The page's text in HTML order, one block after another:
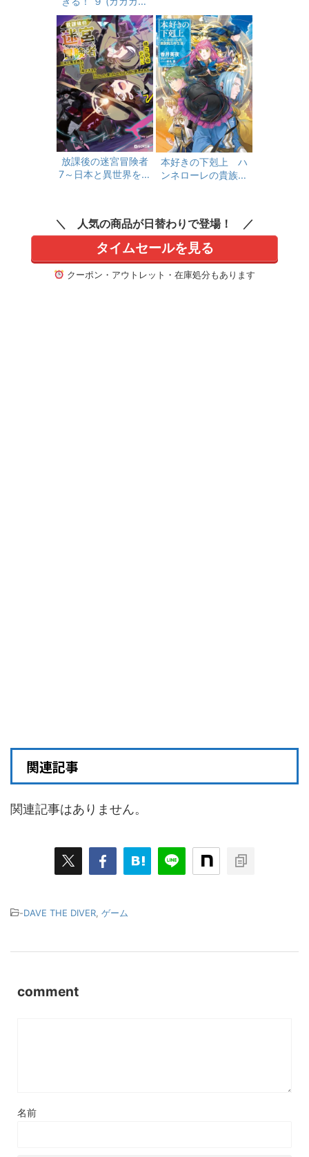
庫)
放課後の迷宮冒険者
7～日本と異世界を行
課後の迷宮冒険者～
日本と異世界を行き
来できるようになっ
た僕はレベルアップ
に勤しみます～ (GC
本好きの下剋上 ハ
ンネローレの貴族院
人気の商品が日替わりで登場！
タイムセールを見る
クーポン・アウトレット・在庫処分もあります
関連記事
関連記事はありません。
-DAVE THE DIVER ゲーム
comment
名前